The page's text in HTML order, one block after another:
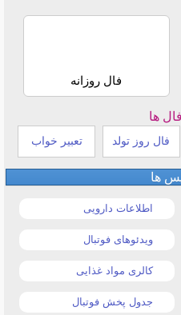
فال روزانه
ها
فال روز تولد تعبیر خواب
ها
اطلاعات دارویی
ویدئوهای فوتبال
کالری مواد غذایی
جدول پخش فوتبال